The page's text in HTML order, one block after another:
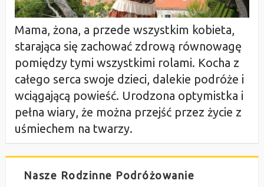
Mama, żona, a przede wszystkim kobieta,
starająca się zachować zdrową równowagę
pomiędzy tymi wszystkimi rolami. Kocha z
całego serca swoje dzieci, dalekie podróże i
wciągającą powieść. Urodzona optymistka i
pełna wiary, że można przejść przez życie z
uśmiechem na twarzy.
Nasze Rodzinne Podróżowanie